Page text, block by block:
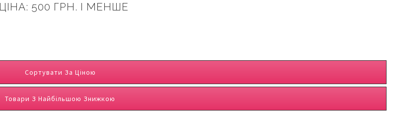
500 ГРН. І МЕНШЕ
Сортувати За Ціною
Товари З Найбільшою Знижкою